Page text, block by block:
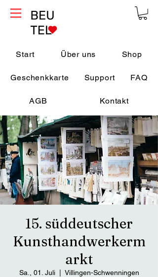
Start Über uns Shop
Geschenkkarte Support FAQ
AGB Kontakt
15. süddeutscher
Kunsthandwerkerm
arkt
Sa., 01. Juli
  |
Villingen-Schwenningen